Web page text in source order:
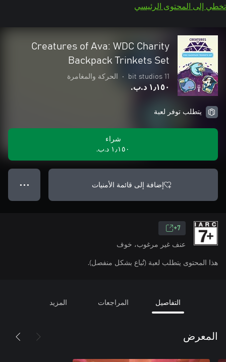
تخطي إلى المحتوى الرئيسي
Creatures of Ava: WDC Charity
Backpack Trinkets Set
11 bit studios
• الحركة والمغامرة
١٫١٥٠ د.ب.‏
يتطلب توفر لعبة
شراء
١٫١٥٠ د.ب.‏
إضافة إلى قائمة الأمنيات ● ● ●
7+
عنف غير مرغوب، خوف
هذا المحتوى يتطلب لعبة (تُباع بشكل منفصل).
التفاصيل المراجعات المزيد
المعرض